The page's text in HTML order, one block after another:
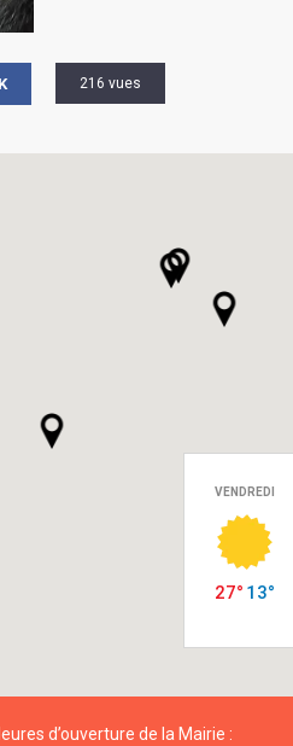
216 vues
d’ouverture de la Mairie :